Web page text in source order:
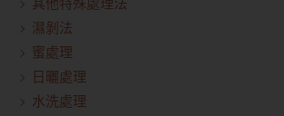
其他特殊處理法
濕剝法
蜜處理
日曬處理
水洗處理